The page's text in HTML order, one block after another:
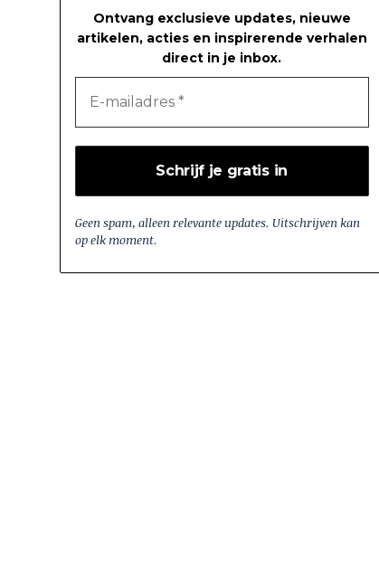
Ontvang exclusieve updates, nieuwe
artikelen, acties en inspirerende verhalen
direct in je inbox.
Geen spam, alleen relevante updates. Uitschrijven kan
op elk moment.